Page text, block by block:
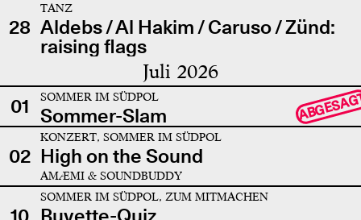
28
TANZ
Aldebs / Al Hakim / Caruso / Zünd:
raising flags
Juli 2026
01 SOMMER IM SÜDPOL
Sommer-Slam
02
KONZERT, SOMMER IM SÜDPOL
High on the Sound
AMÆMI & SOUNDBUDDY
SOMMER IM SÜDPOL, ZUM MITMACHEN